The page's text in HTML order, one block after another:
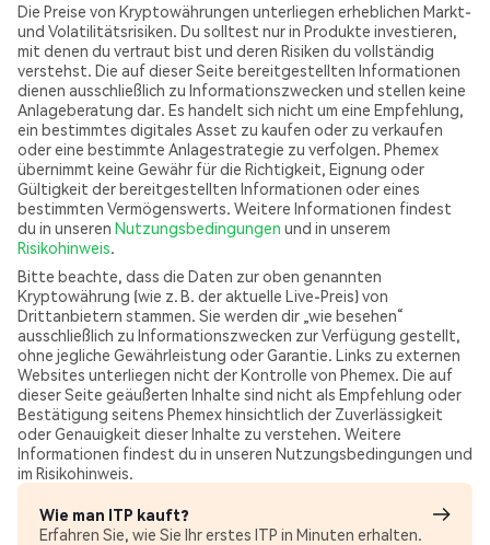
Die Preise von Kryptowährungen unterliegen erheblichen Markt-
und Volatilitätsrisiken. Du solltest nur in Produkte investieren,
mit denen du vertraut bist und deren Risiken du vollständig
verstehst. Die auf dieser Seite bereitgestellten Informationen
dienen ausschließlich zu Informationszwecken und stellen keine
Anlageberatung dar. Es handelt sich nicht um eine Empfehlung,
ein bestimmtes digitales Asset zu kaufen oder zu verkaufen
oder eine bestimmte Anlagestrategie zu verfolgen. Phemex
übernimmt keine Gewähr für die Richtigkeit, Eignung oder
Gültigkeit der bereitgestellten Informationen oder eines
bestimmten Vermögenswerts. Weitere Informationen findest
du in unseren Nutzungsbedingungen und in unserem
Risikohinweis.
Bitte beachte, dass die Daten zur oben genannten
Kryptowährung (wie z. B. der aktuelle Live-Preis) von
Drittanbietern stammen. Sie werden dir „wie besehen“
ausschließlich zu Informationszwecken zur Verfügung gestellt,
ohne jegliche Gewährleistung oder Garantie. Links zu externen
Websites unterliegen nicht der Kontrolle von Phemex. Die auf
dieser Seite geäußerten Inhalte sind nicht als Empfehlung oder
Bestätigung seitens Phemex hinsichtlich der Zuverlässigkeit
oder Genauigkeit dieser Inhalte zu verstehen. Weitere
Informationen findest du in unseren Nutzungsbedingungen und
im Risikohinweis.
Wie man ITP kauft?
Erfahren Sie, wie Sie Ihr erstes ITP in Minuten erhalten.